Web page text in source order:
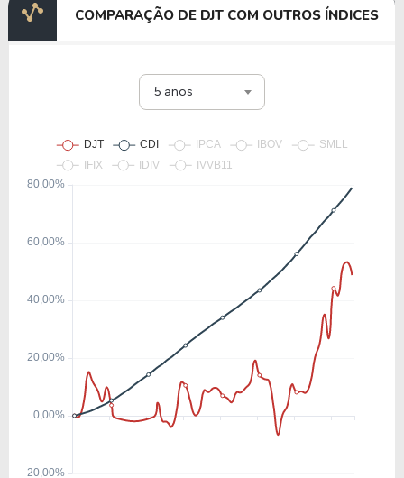
COMPARAÇÃO DE DJT COM OUTROS ÍNDICES
5 anos